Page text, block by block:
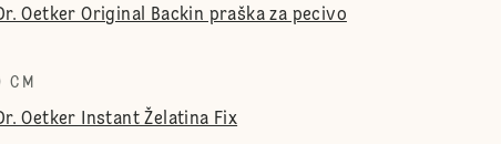
Oetker Original Backin praška za pecivo
CM
Oetker Instant Želatina Fix